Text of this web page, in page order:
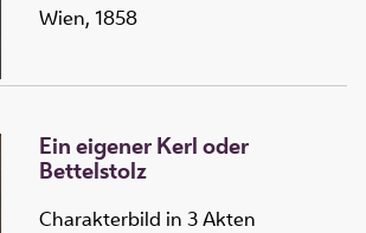
Wien, 1858
Ein eigener Kerl oder
Bettelstolz
Charakterbild in 3 Akten